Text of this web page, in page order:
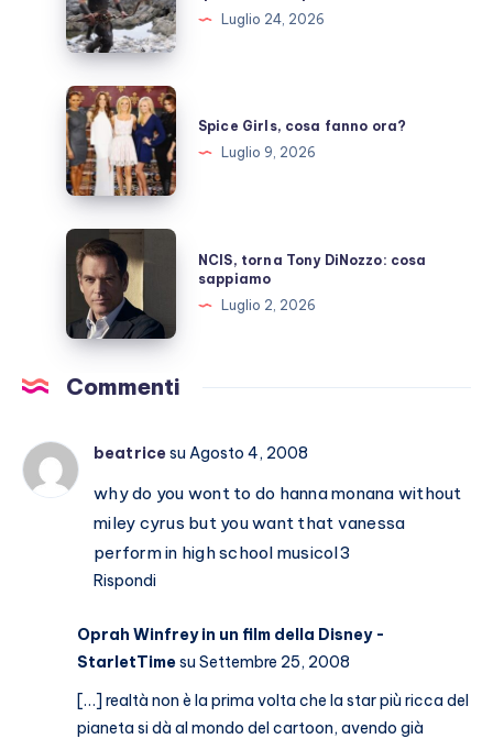
preoccupati
Christopher
Nolan,
quante
inutili
polemiche
Luglio 24, 2026
Spice
Girls,
cosa
fanno
ora?
Spice Girls, cosa fanno ora?
Luglio 9, 2026
NCIS,
torna
Tony
DiNozzo:
cosa
sappiamo
NCIS, torna Tony DiNozzo: cosa
sappiamo
Luglio 2, 2026
Commenti
beatricesu Agosto 4, 2008
why do you wont to do hanna monana without
miley cyrus but you want that vanessa
perform in high school musicol3
Rispondi
Oprah Winfrey in un film della Disney -
StarletTimesu Settembre 25, 2008
[…] realtà non è la prima volta che la star più ricca del
pianeta si dà al mondo del cartoon, avendo già